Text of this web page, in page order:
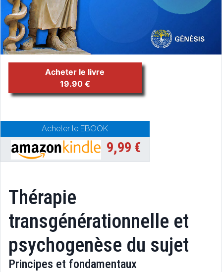
Acheter le livre
19.90 €
Acheter le EBOOK
9,99 €
Thérapie
transgénérationnelle et
psychogenèse du sujet
Principes et fondamentaux